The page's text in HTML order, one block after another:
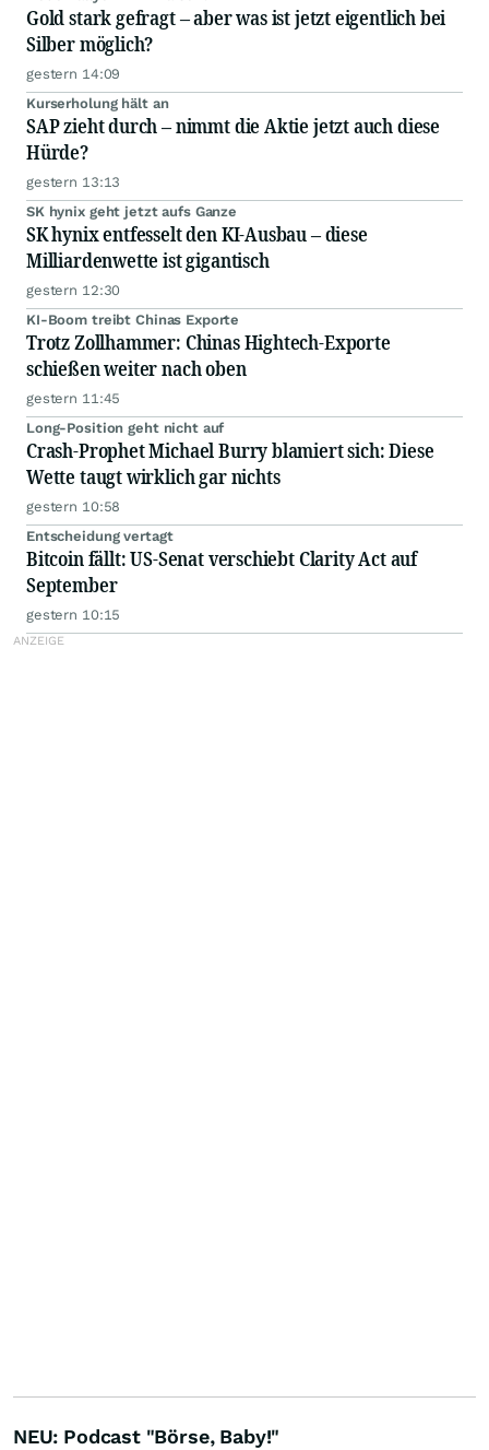
Gold stark gefragt – aber was ist jetzt eigentlich bei
Silber möglich?
gestern 14:09
Kurserholung hält an
SAP zieht durch – nimmt die Aktie jetzt auch diese
Hürde?
gestern 13:13
SK hynix geht jetzt aufs Ganze
SK hynix entfesselt den KI-Ausbau – diese
Milliardenwette ist gigantisch
gestern 12:30
KI-Boom treibt Chinas Exporte
Trotz Zollhammer: Chinas Hightech-Exporte
schießen weiter nach oben
gestern 11:45
Long-Position geht nicht auf
Crash-Prophet Michael Burry blamiert sich: Diese
Wette taugt wirklich gar nichts
gestern 10:58
Entscheidung vertagt
Bitcoin fällt: US-Senat verschiebt Clarity Act auf
September
gestern 10:15
NEU: Podcast "Börse, Baby!"